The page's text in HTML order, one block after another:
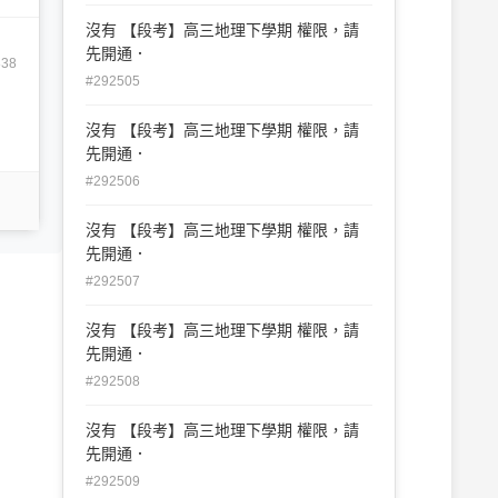
沒有 【段考】高三地理下學期 權限，請
先開通．
#292505
沒有 【段考】高三地理下學期 權限，請
先開通．
#292506
沒有 【段考】高三地理下學期 權限，請
先開通．
#292507
沒有 【段考】高三地理下學期 權限，請
先開通．
#292508
沒有 【段考】高三地理下學期 權限，請
先開通．
#292509